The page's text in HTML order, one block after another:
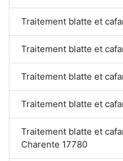
Traitement blatte et
Traitement blatte et
Traitement blatte et
Traitement blatte et
Traitement blatte et
Charente 17780